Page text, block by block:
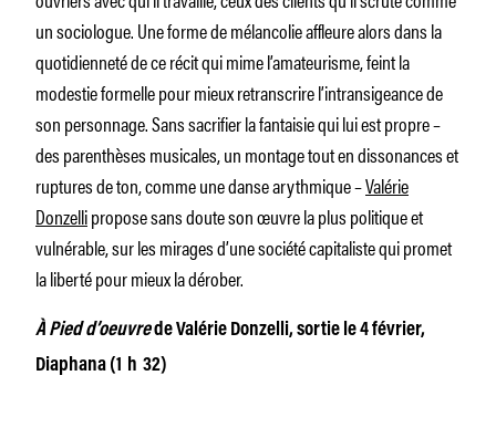
un sociologue. Une forme de mélancolie affleure alors dans la
quotidienneté de ce récit qui mime l’amateurisme, feint la
modestie formelle pour mieux retranscrire l’intransigeance de
son personnage. Sans sacrifier la fantaisie qui lui est propre –
des parenthèses musicales, un montage tout en dissonances et
ruptures de ton, comme une danse arythmique –Valérie
Donzellipropose sans doute son œuvre la plus politique et
vulnérable, sur les mirages d’une société capitaliste qui promet
la liberté pour mieux la dérober.
À Pied d’oeuvrede Valérie Donzelli, sortie le 4 février,
Diaphana (1 h 32)